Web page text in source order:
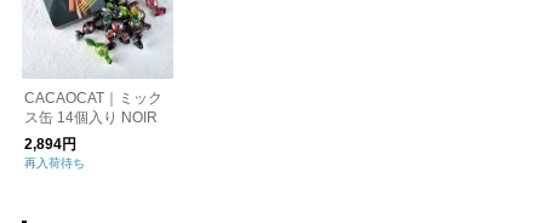
CACAOCAT｜ミック
ス缶 14個入り NOIR
2,894円
再入荷待ち